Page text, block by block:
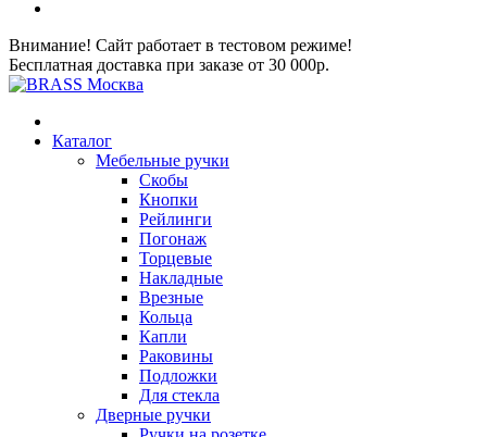
Внимание! Сайт работает в тестовом режиме!
Бесплатная доставка при заказе от 30 000р.
Каталог
Мебельные ручки
Скобы
Кнопки
Рейлинги
Погонаж
Торцевые
Накладные
Врезные
Кольца
Капли
Раковины
Подложки
Для стекла
Дверные ручки